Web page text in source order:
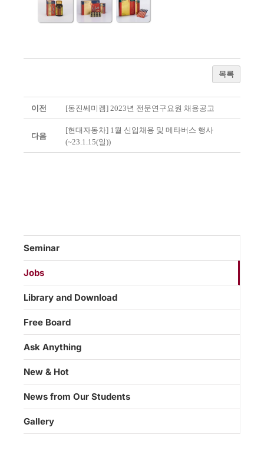
목록
이전 [동진쎄미켐] 2023년 전문연구요원 채용공고
다음
[현대자동차] 1월 신입채용 및 메타버스 행사
(~23.1.15(일))
Seminar
Jobs
Library and Download
Free Board
Ask Anything
New & Hot
News from Our Students
Gallery